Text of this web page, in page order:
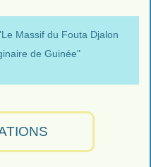
Massif du Fouta Djalon
de Guinée"